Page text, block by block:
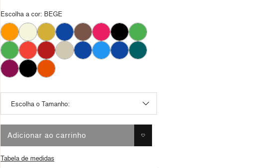
Escolha a cor: BEGE
Adicionar ao carrinho
Tabela de medidas